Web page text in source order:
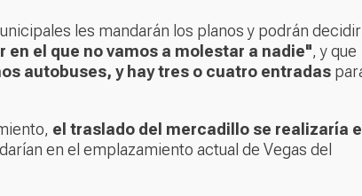
les mandarán los planos y podrán decidir
en el que no vamos a molestar a nadie", y que
autobuses, y hay tres o cuatro entradas
el traslado del mercadillo se realizaría el
en el emplazamiento actual de Vegas del